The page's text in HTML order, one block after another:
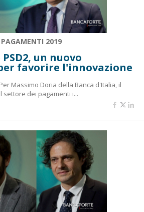
2019
un nuovo
favorire l'innovazione
Per Massimo Doria della Banca d'Italia, il
settore dei pagamenti i...